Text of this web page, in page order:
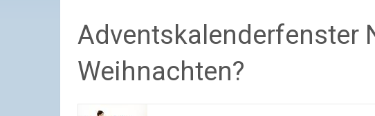
Adventskalenderfenster
Weihnachten?